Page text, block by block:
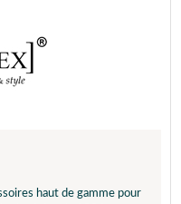
haut de gamme pour